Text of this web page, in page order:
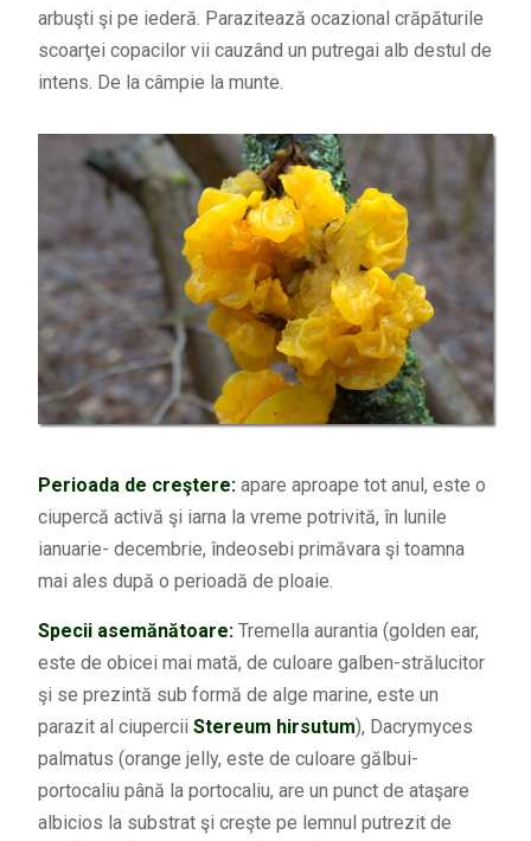
arbuşti şi pe iederă. Parazitează ocazional crăpăturile
scoarţei copacilor vii cauzând un putregai alb destul de
intens. De la câmpie la munte.
Perioada de creştere: apare aproape tot anul, este o
ciupercă activă şi iarna la vreme potrivită, în lunile
ianuarie- decembrie, îndeosebi primăvara şi toamna
mai ales după o perioadă de ploaie.
Specii asemănătoare: Tremella aurantia (golden ear,
este de obicei mai mată, de culoare galben-strălucitor
şi se prezintă sub formă de alge marine, este un
parazit al ciupercii Stereum hirsutum), Dacrymyces
palmatus (orange jelly, este de culoare gălbui-
portocaliu până la portocaliu, are un punct de ataşare
albicios la substrat şi creşte pe lemnul putrezit de